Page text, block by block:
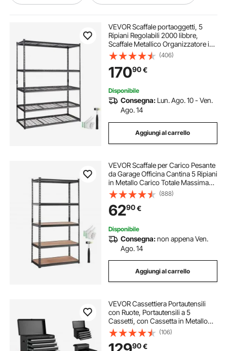
scaffali salvaspazio scaffali galleggianti
scaffali per cd scaffale per libri
scaffale libreria scaffale per cd e dvd
VEVOR Scaffale portaoggetti, 5
Ripiani Regolabili 2000 libbre,
Scaffale Metallico Organizzatore in
Metallo, Nero, 60" L x 24" L x 78" A
per Cucina Dispensa Seminterrato
Bagno Lavanderia Armadio
(406)
17090€
Disponibile
Consegna: Lun. Ago. 10 - Ven.
Ago. 14
Aggiungi al carrello
VEVOR Scaffale per Carico Pesante
da Garage Officina Cantina 5 Ripiani
in Metallo Carico Totale Massima
907,2kg, Scaffale in Metallo Altezza
Ripiano Regolabile 90x45x182,88
cm, Scaffale per Magazzino
(888)
6290€
Disponibile
Consegna:non appena Ven.
Ago. 14
Aggiungi al carrello
VEVOR Cassettiera Portautensili
con Ruote, Portautensili a 5
Cassetti, con Cassetta in Metallo
Staccabile, Barra di Bloccaggio,
Rivestimento Protettivo, Mobiletto
Portaoggetti per Garage
(106)
90€